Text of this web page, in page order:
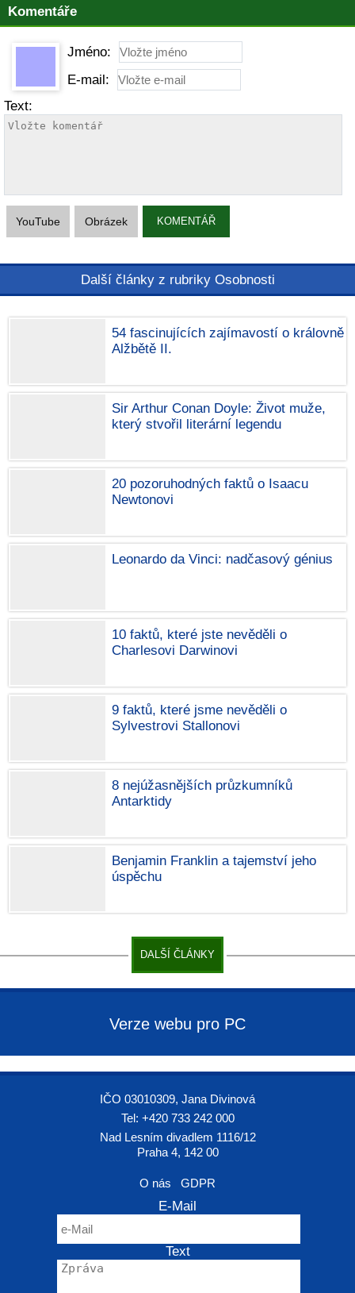
Komentáře
Jméno:
E-mail:
Text:
YouTube Obrázek KOMENTÁŘ
Další články z rubriky Osobnosti
54 fascinujících zajímavostí o královně
Alžbětě II.
Sir Arthur Conan Doyle: Život muže,
který stvořil literární legendu
20 pozoruhodných faktů o Isaacu
Newtonovi
Leonardo da Vinci: nadčasový génius
10 faktů, které jste nevěděli o
Charlesovi Darwinovi
9 faktů, které jsme nevěděli o
Sylvestrovi Stallonovi
8 nejúžasnějších průzkumníků
Antarktidy
Benjamin Franklin a tajemství jeho
úspěchu
DALŠÍ ČLÁNKY
Verze webu pro PC
IČO 03010309, Jana Divinová
Tel: +420 733 242 000
Nad Lesním divadlem 1116/12
Praha 4, 142 00
O nás GDPR
E-Mail
Text